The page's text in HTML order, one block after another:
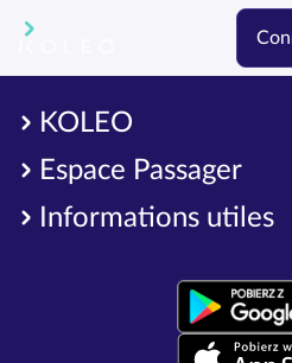
KOLEO
Espace Passager
Informations utiles